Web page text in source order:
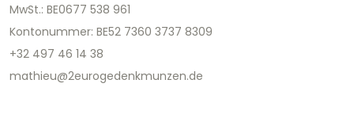
MwSt.: BE0677 538 961
Kontonummer: BE52 7360 3737 8309
+32 497 46 14 38
mathieu@2eurogedenkmunzen.de